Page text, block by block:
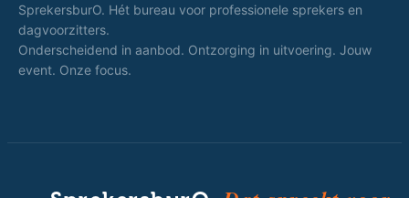
SprekersburO. Hét bureau voor professionele sprekers en
dagvoorzitters.
Onderscheidend in aanbod. Ontzorging in uitvoering. Jouw
event. Onze focus.